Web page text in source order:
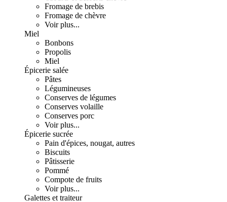
Fromage de brebis
Fromage de chèvre
Voir plus...
Miel
Bonbons
Propolis
Miel
Épicerie salée
Pâtes
Légumineuses
Conserves de légumes
Conserves volaille
Conserves porc
Voir plus...
Épicerie sucrée
Pain d'épices, nougat, autres
Biscuits
Pâtisserie
Pommé
Compote de fruits
Voir plus...
Galettes et traiteur